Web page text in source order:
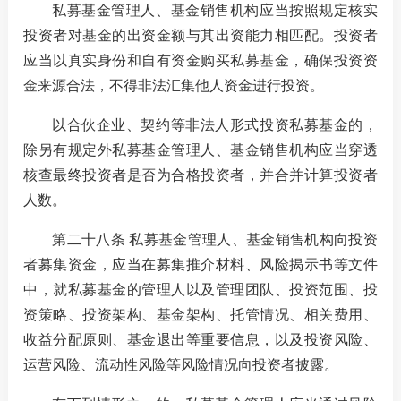
私募基金管理人、基金销售机构应当按照规定核实
投资者对基金的出资金额与其出资能力相匹配。投资者
应当以真实身份和自有资金购买私募基金，确保投资资
金来源合法，不得非法汇集他人资金进行投资。
以合伙企业、契约等非法人形式投资私募基金的，
除另有规定外私募基金管理人、基金销售机构应当穿透
核查最终投资者是否为合格投资者，并合并计算投资者
人数。
第二十八条 私募基金管理人、基金销售机构向投资
者募集资金，应当在募集推介材料、风险揭示书等文件
中，就私募基金的管理人以及管理团队、投资范围、投
资策略、投资架构、基金架构、托管情况、相关费用、
收益分配原则、基金退出等重要信息，以及投资风险、
运营风险、流动性风险等风险情况向投资者披露。